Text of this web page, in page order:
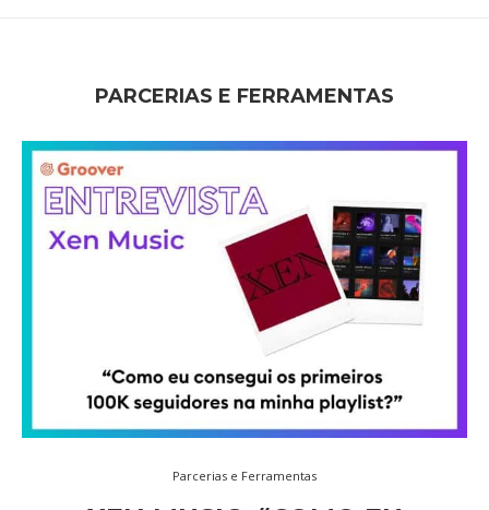
PARCERIAS E FERRAMENTAS
Parcerias e Ferramentas